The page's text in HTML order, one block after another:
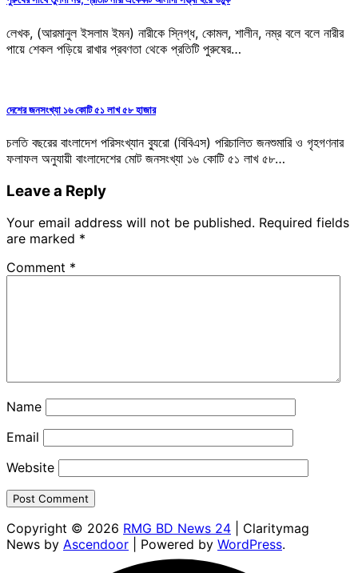
লেখক, (আরমানুল ইসলাম ইমন) নারীকে স্নিগ্ধ, কোমল, শালীন, নম্র বলে বলে নারীর
পায়ে শেকল পড়িয়ে রাখার প্রবণতা থেকে প্রতিটি পুরুষের…
দেশের জনসংখ্যা ১৬ কোটি ৫১ লাখ ৫৮ হাজার
চলতি বছরের বাংলাদেশ পরিসংখ্যান ব্যুরো (বিবিএস) পরিচালিত জনশুমারি ও গৃহগণনার
ফলাফল অনুযায়ী বাংলাদেশের মোট জনসংখ্যা ১৬ কোটি ৫১ লাখ ৫৮…
Leave a Reply
Your email address will not be published. Required fields
are marked *
Comment *
Name
Email
Website
Copyright © 2026 RMG BD News 24 | Claritymag
News by Ascendoor | Powered by WordPress.